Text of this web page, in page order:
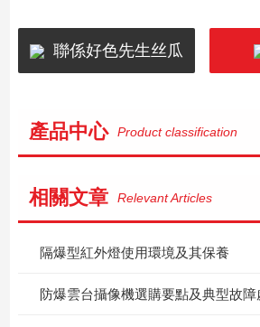
聯係好色先生丝瓜
產品中心 Product classification
相關文章 Relevant Articles
隔爆型紅外燈使用環境及其保養
防爆雲台攝像機選購要點及典型故障